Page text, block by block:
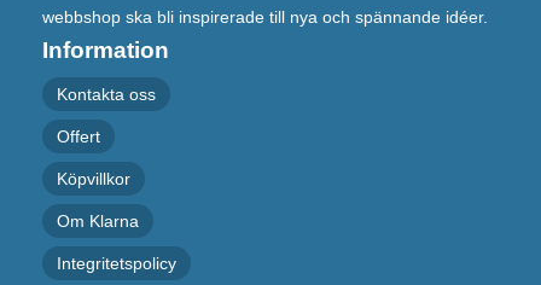
webbshop ska bli inspirerade till nya och spännande idéer.
Information
Kontakta oss
Offert
Köpvillkor
Om Klarna
Integritetspolicy